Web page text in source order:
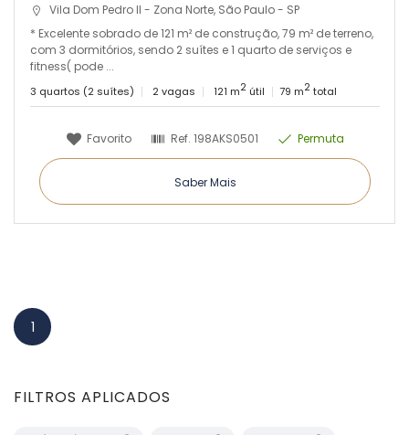
Vila Dom Pedro II - Zona Norte, São Paulo - SP
* Excelente sobrado de 121 m² de construção, 79 m² de terreno,
com 3 dormitórios, sendo 2 suítes e 1 quarto de serviços e
fitness( pode ...
3 quartos (2 suítes) 2 vagas 121 m2 útil 79 m2total
Favorito Ref. 198AKS0501 Permuta
Saber Mais
1
FILTROS APLICADOS